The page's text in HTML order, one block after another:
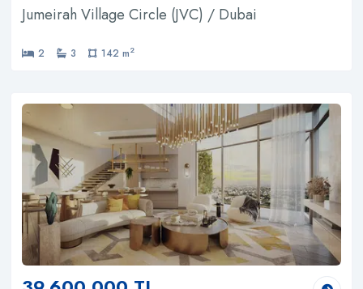
Jumeirah Village Circle (JVC) / Dubai
2 3 142 m2